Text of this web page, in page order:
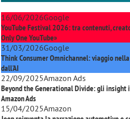
16/06/2026Google
YouTube Festival 2026: tra contenuti,
Only One YouTube»
31/03/2026Google
Think Consumer Omnichannel: viaggio
dall'AI
22/09/2025Amazon Ads
Beyond the Generational Divide: gli
Amazon Ads
15/04/2025Amazon